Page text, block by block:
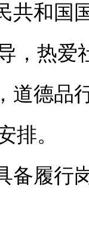
和国国
，热爱
德品行
排。
履行岗